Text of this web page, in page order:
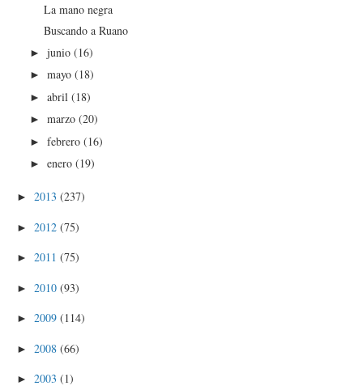
La mano negra
Buscando a Ruano
►junio(16)
►mayo(18)
►abril(18)
►marzo(20)
►febrero(16)
►enero(19)
► 2013 (237)
► 2012 (75)
► 2011 (75)
► 2010 (93)
► 2009 (114)
► 2008 (66)
► 2003 (1)